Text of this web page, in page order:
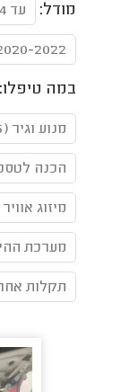
מודל: עד 2014 (37)
2022 (2)
במה טיפלו:
מנוע וגיר (26)
הכנה לטסט
מיזוג אוויר
מערכת
תקלות